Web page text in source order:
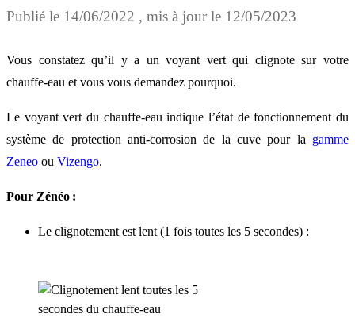
Publié le 14/06/2022 , mis à jour le 12/05/2023
Vous constatez qu’il y a un voyant vert qui clignote sur votre
chauffe-eau et vous vous demandez pourquoi.
Le voyant vert du chauffe-eau indique l’état de fonctionnement du
système de protection anti-corrosion de la cuve pour la gamme
Zeneo ou Vizengo.
Pour Zénéo :
Le clignotement est lent (1 fois toutes les 5 secondes) :